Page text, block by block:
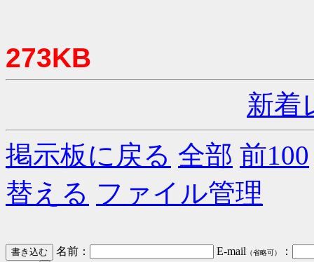
273KB
新着
掲示板に戻る 全部 前100
替える ファイル管理
名前： E-mail （省略可）
：